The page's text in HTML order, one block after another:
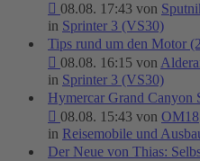
08.08. 17:43 von
in Sprinter 3 (VS30)
Tips rund um den Motor
08.08. 16:15 von
in Sprinter 3 (VS30)
Hymercar Grand Canyon
08.08. 15:43 von OM18
in Reisemobile und
Der Neue von Thias: